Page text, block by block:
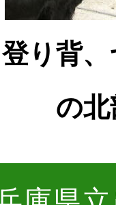
り背
の